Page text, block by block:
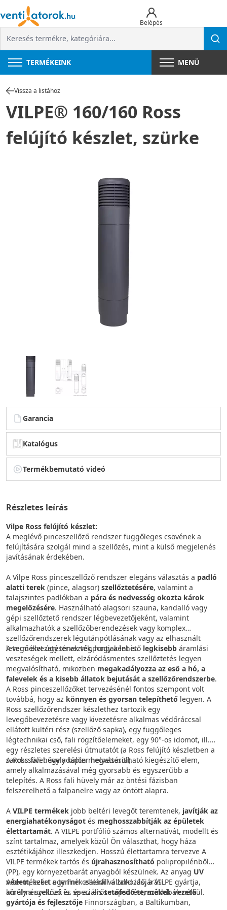
Belépés
TERMÉKEINK MENÜ
Vissza a listához
VILPE® 160/160 Ross
felújító készlet, szürke
Garancia
Katalógus
Termékbemutató videó
Részletes leírás
Vilpe Ross felújító készlet:
A meglévő pinceszellőző rendszer függőleges csövének a
felújítására szolgál mind a szellőzés, mint a külső megjelenés
javításának érdekében.
A Vilpe Ross pinceszellőző rendszer elegáns választás a padló
alatti terek (pince, alagsor) szellőztetésére, valamint a
talajszintes padlókban a pára és nedvesség okozta károk
megelőzésére. Használható alagsori szauna, kandalló vagy
gépi szellőztető rendszer légbevezetőjeként, valamint
alkalmazhatók a szellőzőberendezések vagy komplex
szellőzőrendszerek légutánpótlásának vagy az elhasznált
levegő elvezetésének végpontjaként is.
A terméket úgy tervezték, hogy a lehető legkisebb áramlási
veszteségek mellett, elzáródásmentes szellőztetés legyen
megvalósítható, miközben megakadályozza az eső a hó, a
falevelek és a kisebb állatok bejutását a szellőzőrendszerbe.
A Ross pinceszellőzőket tervezésénél fontos szempont volt
továbbá, hogy az könnyen és gyorsan telepíthető legyen. A
Ross szellőzőrendszer készlethez tartozik egy
levegőbevezetésre vagy kivezetésre alkalmas védőráccsal
ellátott kültéri rész (szellőző sapka), egy függőleges
légtechnikai cső, fali rögzítőelemeket, egy 90°-os idomot, ill.
egy részletes szerelési útmutatót (a Ross felújító készletben a
sarokcsövet egy adapter helyettesíti).
A Ross fali hüvely külön megvásárolható kiegészítő elem,
amely alkalmazásával még gyorsabb és egyszerűbb a
telepítés. A Ross fali hüvely már az öntési fázisban
felszerelhető a falpanelre vagy az öntött alapra.
A VILPE termékek jobb beltéri levegőt teremtenek, javítják az
energiahatékonyságot és meghosszabbítják az épületek
élettartamát. A VILPE portfólió számos alternatívát, modellt és
színt tartalmaz, amelyek közül Ön választhat, hogy háza
esztétikájához illeszkedjen. Hosszú élettartamra tervezve A
VILPE termékek tartós és újrahasznosítható polipropilénből
(PP), egy környezetbarát anyagból készülnek. Az anyag UV
védett, ezért a termék ellenáll a zord időjárási
körülményeknek is. és az erős napsütést, színhibák nélkül.
A termékeket egy finn családi vállalkozás, a VILPE gyártja,
amely a szellőző és speciálistetőfedő termékek vezető
gyártója és fejlesztője Finnországban, a Baltikumban,